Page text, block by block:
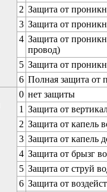
2 Защита от
3 Защита от
4 Защита от
провод)
5 Защита от
6 Полная защита от
0 нет защиты
1 Защита от
2 Защита от капель
3 Защита от капель
4 Защита от брызг
5 Защита от струй
6 Защита от